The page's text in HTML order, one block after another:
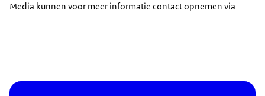
Media kunnen voor meer informatie contact opnemen via